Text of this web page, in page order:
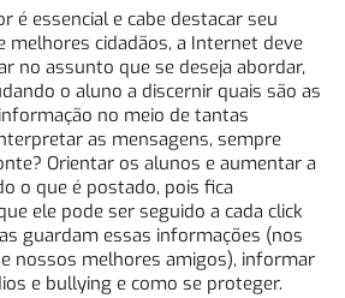
é essencial e cabe destacar seu
melhores cidadãos, a Internet deve
no assunto que se deseja abordar,
o aluno a discernir quais são as
no meio de tantas
as mensagens, sempre
Orientar os alunos e aumentar a
o que é postado, pois fica
ele pode ser seguido a cada click
guardam essas informações (nos
nossos melhores amigos), informar
e bullying e como se proteger.